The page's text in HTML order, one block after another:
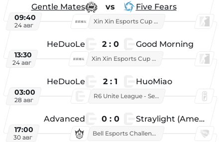
Gentle Mates vs Five Fears
09:40
24 авг
Xin Xin Esports Cup 2025
HeDuoLe 2 : 0 Good Morning
13:30
24 авг
Xin Xin Esports Cup 2026
HeDuoLe 2 : 1 HuoMiao
03:00
28 авг
R6 Unite League - Season 1
Advanced 0 : 0 Straylight (American team)
17:00
30 авг
Bell Esports Challenge 2026